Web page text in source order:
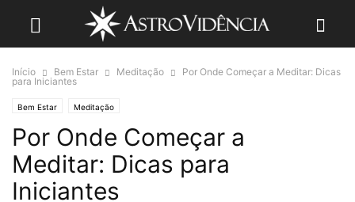
Início Bem Estar Meditação
Por Onde Começar a Meditar: Dicas
para Iniciantes
Bem Estar Meditação
Por Onde Começar a
Meditar: Dicas para
Iniciantes